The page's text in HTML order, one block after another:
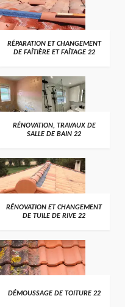
RÉPARATION ET CHANGEMENT
DE FAÎTIÈRE ET FAÎTAGE 22
RÉNOVATION, TRAVAUX DE
SALLE DE BAIN 22
RÉNOVATION ET CHANGEMENT
DE TUILE DE RIVE 22
DÉMOUSSAGE DE TOITURE 22